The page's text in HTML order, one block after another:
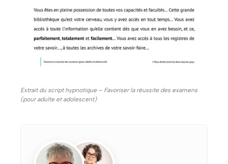
Extrait du script hypnotique – Favoriser la réussite des examens
(pour adulte et adolescent)